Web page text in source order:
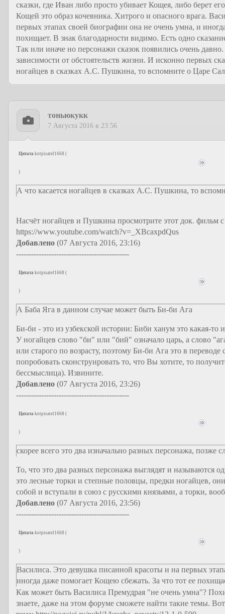
сказки, где Иван либо просто убивает Кощея, либо берет
Кощей это образ кочевника. Хитрого и опасного врага.
первых этапах своей биографии она не очень умна, и
похищает. В знак благодарности видимо. Есть одно
Так или иначе но персонажи сказок появились очень
зависимости от обстоятельств жизни. И исконно первых
ногайцев в сказках А.С. Пушкина, то вспомните о Царе
тоньюкукк
7 Августа 2016 в 23:56
Цитата kotpisatel1668 (
)
А что касается ногайцев в сказках А.С. Пушкина, то
Насчёт ногайцев и Пушкина просмотрите этот док. фильм
https://www.youtube.com/watch?v=_XBcaxpdQus
Добавлено (07 Августа 2016, 23:16)
---------------------------------------------
Цитата kotpisatel1668 (
)
А Баба Яга в данном случае может быть Би-би Ага
Би-би - это из узбекской истории: Биби ханум это какая-
У ногайцев слово "би" или "бий" означало царь, а слово
или старого по возрасту, поэтому Би-би Ага это в
попробовать сконструировать то, что Вы хотите, то
бессмыслица). Извините.
Добавлено (07 Августа 2016, 23:26)
---------------------------------------------
Цитата kotpisatel1668 (
)
скорее всего это два изначально разных персонажа, позже
То, что это два разных персонажа выглядят и называются
это лесные торки и степные половцы, предки ногайцев,
собой и вступали в союз с русскими князьями, а торки,
Добавлено (07 Августа 2016, 23:56)
---------------------------------------------
Цитата kotpisatel1668 (
)
Василиса. Это девушка писанной красоты и на первых
иногда даже помогает Кощею сбежать. За что тот ее
Как может быть Василиса Премудрая "не очень умна"?
знаете, даже на этом форуме сможете найти такие темы.